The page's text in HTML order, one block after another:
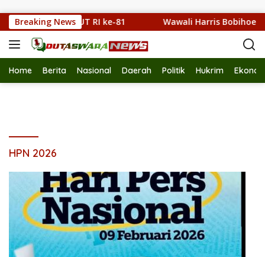
Breaking News
Lomba PBB HUT RI ke-81 Wawali Harris Bobihoe
Home Berita Nasional Daerah Politik Hukrim
HPN 2026